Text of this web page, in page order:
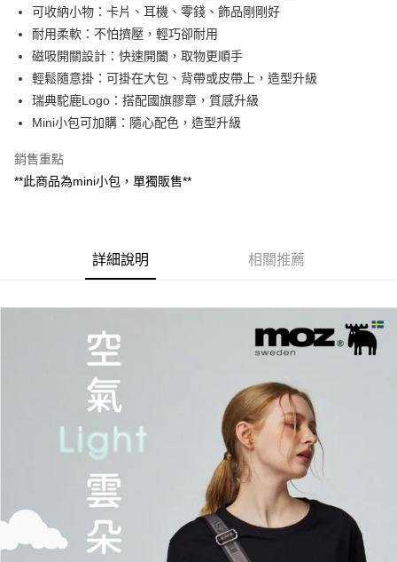
全盈+PAY
大哥付你分期
相關說明
【大哥付你分期使用說明】
1.本服務由台灣大哥大提供，台灣大哥大用戶可立即使用無須另外申請。
2.付款方式選擇「大哥付你分期」，訂單成立後會自動跳轉到大哥付的交易
流程，驗證手機門號後，選擇欲分期的期數、繳款截止日，確認付款後即完
3.實際核准額度、可分期數及費用金額請依後續交易確認頁面所載為準。
4.訂單成立30分鐘內，如未前往確認交易或遇審核未通過，訂單將自動取
1.本服務係由「台灣大哥大股份有限公司」（以下簡稱本公司）所提供，讓
用戶於交易時，得透過本服務購買商品或服務，並由商店將買賣／分期付款
2.基於同意付款使用「大哥付你分期」之契約關係目的，商店將以您的個人
資料（包含姓名、電話或地址）提供予台灣大哥大進項蒐集、處理及利用，
由本公司與您本人進行分期帳單所需資料之確認、核對及更正。
3.完整用戶服務條款，請詳閱以下連結：
https://oppay.tw/userRule
AFTEE先享後付
相關說明
AFTEE先享後付是「在收到商品之後才付款」的支付方式。 讓您購物簡單
１．簡單：不需註冊會員、不需綁卡、不需儲值。
【「AFTEE先享後付」結帳流程】
１．於結帳方式選擇「AFTEE先享後付」後，將跳轉至「AFTEE先享後付」
結帳頁面，進行簡訊認證並確認金額後，即可完成結帳。
ATM／網路銀行／等多元方式進行付款，方視為交易完成。
※ 請注意：結帳手續完成當下不需立刻繳費，但若您需要取消訂單，請聯絡
購買商品的店家。未經商家同意取消之訂單仍視為有效，需透過AFTEE先享
後付繳納相關費用。
※ 交易是否成功請以「AFTEE先享後付 」之結帳頁面顯示為準，若有關於
是否繳費成功／繳費後需取消欲退款等相關疑問，請聯繫「AFTEE先享後付
客戶支援中心」
https://netprotections.freshdesk.com/support/home
１．透過由恩沛科技股份有限公司提供之「AFTEE先享後付」服務完成之交
易，需依本服務之必要範圍內提供個人資料，並將交易相關給付款項請求債
權轉讓予恩沛科技股份有限公司。
２．關於個人資料處理事宜，請瀏覽以下網址：
https://aftee.tw/terms/#terms3
３．未成年的使用者請事先徵得法定代理人或監護人之同意方可使用
ATM付款
付款後7-11取貨
每筆NT$70，滿NT$899(含以上)免運費
每筆NT$100，滿NT$1,000(含以上)免運費
京站台北店客服中心(1F星巴克旁) 即日起不提供京站紙袋，取件時
請自備購物袋，若需購買紙袋可現場詢問
可收納小物：卡片、耳機、零錢、飾品剛剛好
耐用柔軟：不怕擠壓，輕巧卻耐用
磁吸開關設計：快速開闔，取物更順手
輕鬆隨意掛：可掛在大包、背帶或皮帶上，造型升級
瑞典駝鹿Logo：搭配國旗膠章，質感升級
Mini小包可加購：隨心配色，造型升級
銷售重點
**此商品為mini小包，單獨販售**
詳細說明 相關推薦